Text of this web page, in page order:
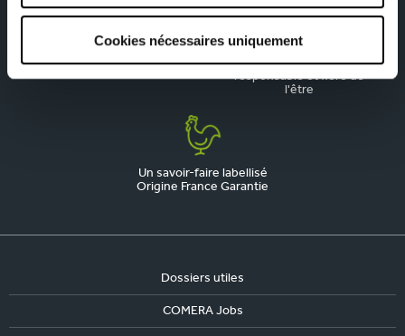
Cookies nécessaires uniquement
La qualité, notre priorité
Une marque engagée,
responsable et fière de
l'être
Un savoir-faire labellisé
Origine France Garantie
Dossiers utiles
COMERA Jobs